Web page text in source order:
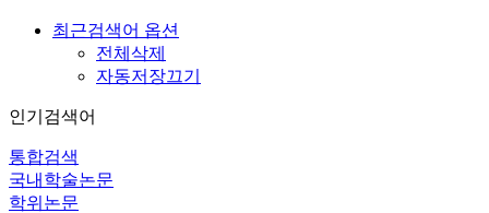
최근검색어 옵션
전체삭제
자동저장끄기
인기검색어
통합검색
국내학술논문
학위논문